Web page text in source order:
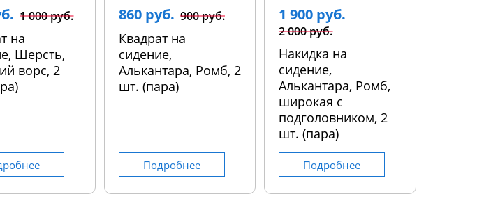
1 000 руб.
на
Шерсть,
ворс, 2
860 руб. 900 руб.
Квадрат на
сидение,
Алькантара, Ромб, 2
шт. (пара)
Подробнее
1 900 руб.
2 000 руб.
Накидка на
сидение,
Алькантара, Ромб,
широкая с
подголовником, 2
шт. (пара)
Подробнее